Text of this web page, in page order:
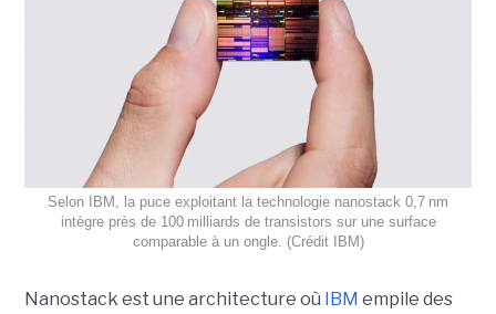
Selon IBM, la puce exploitant la technologie nanostack 0,7 nm
intègre près de 100 milliards de transistors sur une surface
comparable à un ongle. (Crédit IBM)
Nanostack est une architecture où IBM empile des